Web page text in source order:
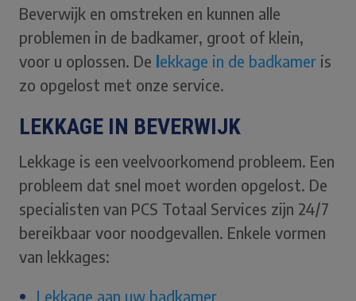
Beverwijk en omstreken en kunnen alle
problemen in de badkamer, groot of klein,
voor u oplossen. De lekkage in de badkamer is
zo opgelost met onze service.
LEKKAGE IN BEVERWIJK
Lekkage is een veelvoorkomend probleem. Een
probleem dat snel moet worden opgelost. De
specialisten van PCS Totaal Services zijn 24/7
bereikbaar voor noodgevallen. Enkele vormen
van lekkages:
Lekkage aan uw badkamer